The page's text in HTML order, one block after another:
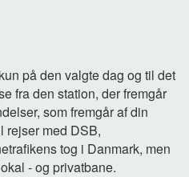
på den valgte dag og til det
fra den station, der fremgår
som fremgår af din
med DSB,
tog i Danmark, men
- og privatbane.